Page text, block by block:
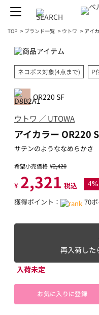
TOP > ブランド一覧 > ウトワ > アイ
ネコポス対象(4点まで) P
OR220 SF
ウトワ ／ UTOWA
アイカラー OR220
サテンのようななめらかさ
希望小売価格 ¥2,420
¥ 2,321 税込
獲得ポイント： 70
再入荷した
入荷未定
お気に入りに登録